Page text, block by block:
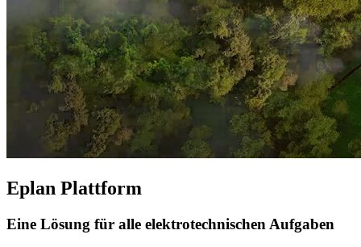
Eplan Plattform
Eine Lösung für alle elektrotechnischen Aufgaben